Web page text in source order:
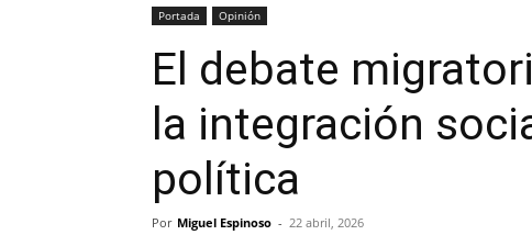
Portada Opinión
El debate
la integración
política
Por Miguel Espinoso - 22 abril, 2026